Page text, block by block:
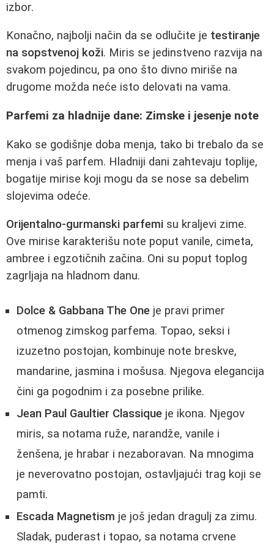
izbor.
Konačno, najbolji način da se odlučite je testiranje
na sopstvenoj koži. Miris se jedinstveno razvija na
svakom pojedincu, pa ono što divno miriše na
drugome možda neće isto delovati na vama.
Parfemi za hladnije dane: Zimske i jesenje note
Kako se godišnje doba menja, tako bi trebalo da se
menja i vaš parfem. Hladniji dani zahtevaju toplije,
bogatije mirise koji mogu da se nose sa debelim
slojevima odeće.
Orijentalno-gurmanski parfemi su kraljevi zime.
Ove mirise karakterišu note poput vanile, cimeta,
ambree i egzotičnih začina. Oni su poput toplog
zagrljaja na hladnom danu.
Dolce & Gabbana The One je pravi primer
otmenog zimskog parfema. Topao, seksi i
izuzetno postojan, kombinuje note breskve,
mandarine, jasmina i mošusa. Njegova elegancija
čini ga pogodnim i za posebne prilike.
Jean Paul Gaultier Classique je ikona. Njegov
miris, sa notama ruže, narandže, vanile i
ženšena, je hrabar i nezaboravan. Na mnogima
je neverovatno postojan, ostavljajući trag koji se
pamti.
Escada Magnetism je još jedan dragulj za zimu.
Sladak, puderast i topao, sa notama crvene